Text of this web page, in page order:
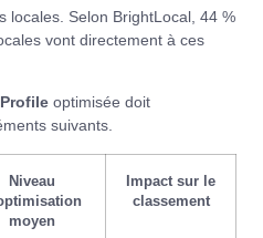
locales. Selon BrightLocal , 44 %
vont directement à ces
optimisée doit
suivants.
Niveau
moyen
Impact sur le
classement